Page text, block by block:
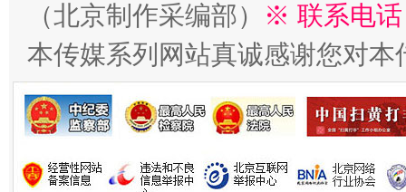
（北京制作采编部）
※ 联系电
本传媒系列网站真诚感谢您对